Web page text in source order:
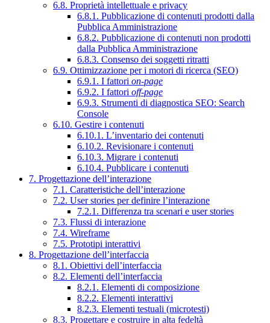
6.8. Proprietà intellettuale e privacy
6.8.1. Pubblicazione di contenuti prodotti dalla
Pubblica Amministrazione
6.8.2. Pubblicazione di contenuti non prodotti
dalla Pubblica Amministrazione
6.8.3. Consenso dei soggetti ritratti
6.9. Ottimizzazione per i motori di ricerca (SEO)
6.9.1. I fattori on-page
6.9.2. I fattori off-page
6.9.3. Strumenti di diagnostica SEO: Search
Console
6.10. Gestire i contenuti
6.10.1. L’inventario dei contenuti
6.10.2. Revisionare i contenuti
6.10.3. Migrare i contenuti
6.10.4. Pubblicare i contenuti
7. Progettazione dell’interazione
7.1. Caratteristiche dell’interazione
7.2. User stories per definire l’interazione
7.2.1. Differenza tra scenari e user stories
7.3. Flussi di interazione
7.4. Wireframe
7.5. Prototipi interattivi
8. Progettazione dell’interfaccia
8.1. Obiettivi dell’interfaccia
8.2. Elementi dell’interfaccia
8.2.1. Elementi di composizione
8.2.2. Elementi interattivi
8.2.3. Elementi testuali (microtesti)
8.3. Progettare e costruire in alta fedeltà